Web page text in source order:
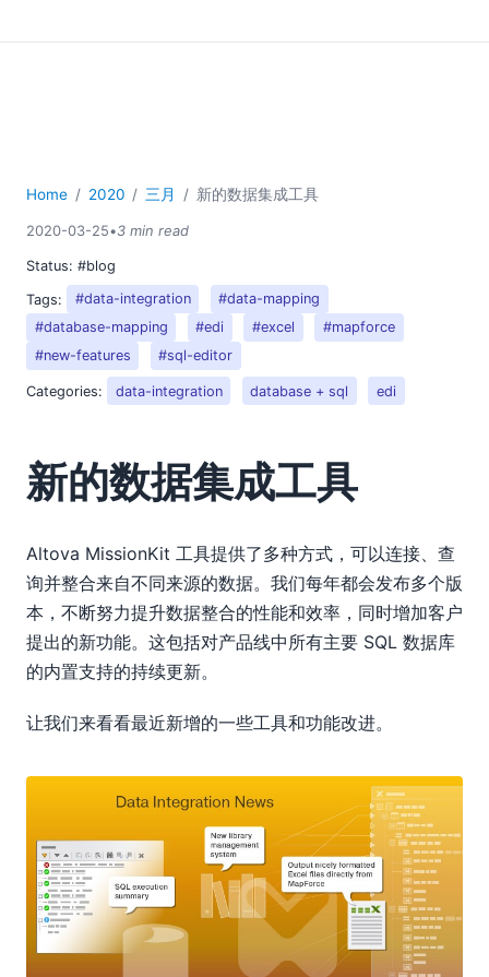
Home 2020 三月 新的数据集成工具
2020-03-25•3 min read
Status: #blog
Tags:
#data-integration
#data-mapping
#database-mapping
#edi #excel
#mapforce
#new-features
#sql-editor
Categories: data-integration database + sql edi
新的数据集成工具
Altova MissionKit 工具提供了多种方式，可以连接、查
询并整合来自不同来源的数据。我们每年都会发布多个版
本，不断努力提升数据整合的性能和效率，同时增加客户
提出的新功能。这包括对产品线中所有主要 SQL 数据库
的内置支持的持续更新。
让我们来看看最近新增的一些工具和功能改进。